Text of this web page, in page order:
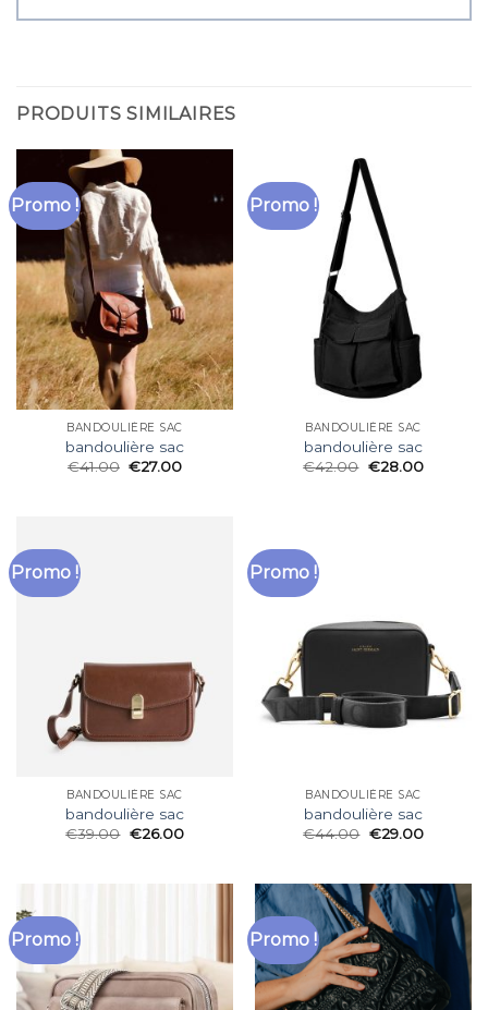
PRODUITS SIMILAIRES
Promo !
BANDOULIÈRE SAC
bandoulière sac
€41.00 €27.00
Promo !
BANDOULIÈRE SAC
bandoulière sac
€42.00 €28.00
Promo !
BANDOULIÈRE SAC
bandoulière sac
€39.00 €26.00
Promo !
BANDOULIÈRE SAC
bandoulière sac
€44.00 €29.00
Promo ! Promo !